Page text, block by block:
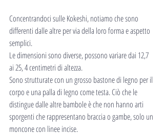
Concentrandoci sulle Kokeshi, notiamo che sono
differenti dalle altre per via della loro forma e aspetto
semplici.
Le dimensioni sono diverse, possono variare dai 12,7
ai 25, 4 centimetri di altezza.
Sono strutturate con un grosso bastone di legno per il
corpo e una palla di legno come testa. Ciò che le
distingue dalle altre bambole è che non hanno arti
sporgenti che rappresentano braccia o gambe, solo un
moncone con linee incise.